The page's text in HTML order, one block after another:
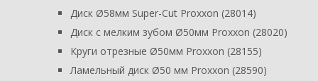
Диск Ø58мм Super-Cut Proxxon (28014)
Диск с мелким зубом Ø50мм Proxxon (28020)
Круги отрезные Ø50мм Proxxon (28155)
Ламельный диск Ø50 мм Proxxon (28590)